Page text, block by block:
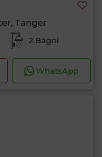
Tanger
2 Bagni
WhatsApp